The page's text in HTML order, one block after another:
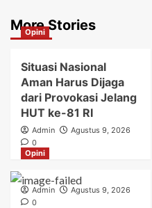
More Stories
Opini
Situasi Nasional
Aman Harus Dijaga
dari Provokasi Jelang
HUT ke-81 RI
Admin
Agustus 9, 2026
0
Opini
Admin
Agustus 9, 2026
0